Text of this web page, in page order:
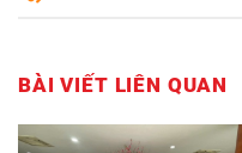
BÀI VIẾT LIÊN QUAN